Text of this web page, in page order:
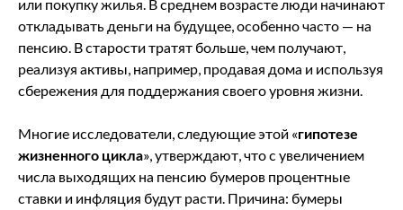
или покупку жилья. В среднем возрасте люди начинают
откладывать деньги на будущее, особенно часто — на
пенсию. В старости тратят больше, чем получают,
реализуя активы, например, продавая дома и используя
сбережения для поддержания своего уровня жизни.
Многие исследователи, следующие этой «гипотезе
жизненного цикла», утверждают, что с увеличением
числа выходящих на пенсию бумеров процентные
ставки и инфляция будут расти. Причина: бумеры